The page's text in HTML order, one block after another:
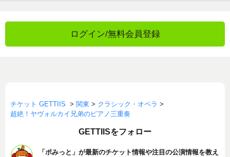
ログイン/無料会員登録
チケット GETTIIS > 関東 > クラシック・オペラ >
超絶！ヤヴォルカイ兄弟のピアノ三重奏
GETTIISをフォロー
「ポみっと」が最新のチケット情報や注目の公演情報を教え